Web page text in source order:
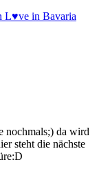
L♥ve in Bavaria
nochmals;) da wird
steht die nächste